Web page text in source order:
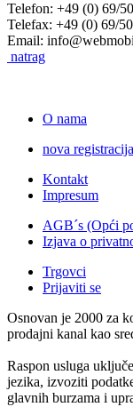
Telefon: +49 (0) 69/
Telefax: +49 (0) 69/
Email:
natrag
O nama
nova registracija
Kontakt
Impresum
AGB´s (Opći
Izjava o
Trgovci
Prijaviti se
Osnovan je 2000 za
prodajni kanal kao
Raspon usluga
jezika, izvoziti
glavnih burzama i